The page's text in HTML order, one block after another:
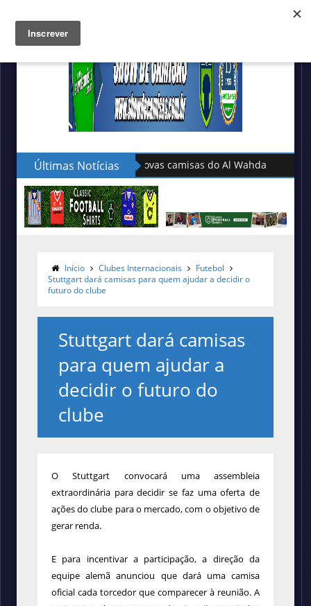
Últimas Notícias Adidas lança as novas camisas do
Início Clubes Internacionais
Futebol
Stuttgart dará camisas para quem ajudar a decidir o
futuro do clube
Stuttgart dará camisas
para quem ajudar a
decidir o futuro do
clube
O Stuttgart convocará uma assembleia
extraordinária para decidir se faz uma oferta de
ações do clube para o mercado, com o objetivo de
gerar renda.
E para incentivar a participação, a direção da
equipe alemã anunciou que dará uma camisa
oficial cada torcedor que comparecer à reunião. A